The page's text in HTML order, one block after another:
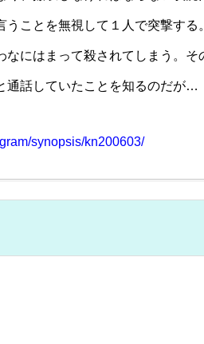
うことを無視して１人で突撃す
なにはまって殺されてしまう。
通話していたことを知るのだが…
synopsis/kn200603/